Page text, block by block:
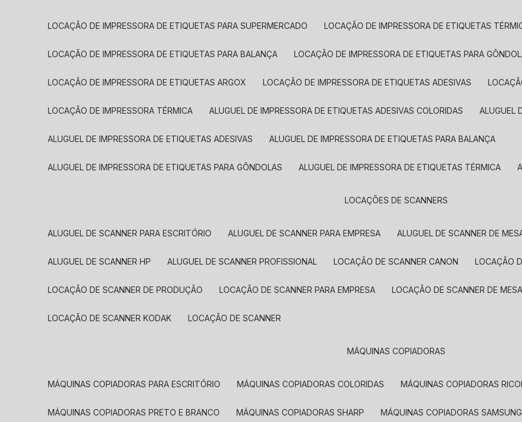
LOCAÇÃO DE IMPRESSORA DE ETIQUETAS PARA SUPERMERCADO LOCAÇÃO DE IMPRESSORA DE ETIQUETAS
LOCAÇÃO DE IMPRESSORA DE ETIQUETAS PARA BALANÇA LOCAÇÃO DE IMPRESSORA DE ETIQUETAS PARA
LOCAÇÃO DE IMPRESSORA DE ETIQUETAS ARGOX LOCAÇÃO DE IMPRESSORA DE ETIQUETAS ADESIVAS
LOCAÇÃO DE IMPRESSORA TÉRMICA ALUGUEL DE IMPRESSORA DE ETIQUETAS ADESIVAS COLORIDAS
ALUGUEL DE IMPRESSORA DE ETIQUETAS ADESIVAS ALUGUEL DE IMPRESSORA DE ETIQUETAS PARA BALANÇA
ALUGUEL DE IMPRESSORA DE ETIQUETAS PARA GÔNDOLAS ALUGUEL DE IMPRESSORA DE ETIQUETAS TÉRMICA
LOCAÇÕES DE SCANNERS
ALUGUEL DE SCANNER PARA ESCRITÓRIO ALUGUEL DE SCANNER PARA EMPRESA ALUGUEL DE SCANNER DE
ALUGUEL DE SCANNER HP ALUGUEL DE SCANNER PROFISSIONAL LOCAÇÃO DE SCANNER CANON LOCAÇÃO
LOCAÇÃO DE SCANNER DE PRODUÇÃO LOCAÇÃO DE SCANNER PARA EMPRESA LOCAÇÃO DE SCANNER DE MESA
LOCAÇÃO DE SCANNER KODAK LOCAÇÃO DE SCANNER
MÁQUINAS COPIADORAS
MÁQUINAS COPIADORAS PARA ESCRITÓRIO MÁQUINAS COPIADORAS COLORIDAS MÁQUINAS COPIADORAS
MÁQUINAS COPIADORAS PRETO E BRANCO MÁQUINAS COPIADORAS SHARP MÁQUINAS COPIADORAS SAMSUNG